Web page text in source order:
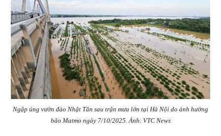
Ngập úng vườn đào Nhật Tân sau trận mưa lớn tại Hà Nội do ảnh hưởng
bão Matmo ngày 7/10/2025. Ảnh: VTC News